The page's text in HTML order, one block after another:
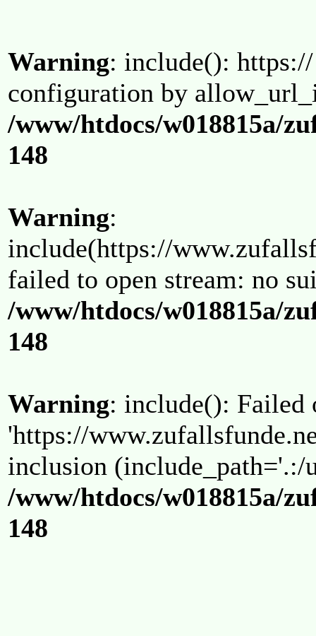
Warning: include():
configuration by
/www/htdocs/w018815a/
148
Warning:
include(https://
failed to open stream: no
/www/htdocs/w018815a/
148
Warning: include(): Failed
'https://
inclusion (include_path='.:/
/www/htdocs/w018815a/
148